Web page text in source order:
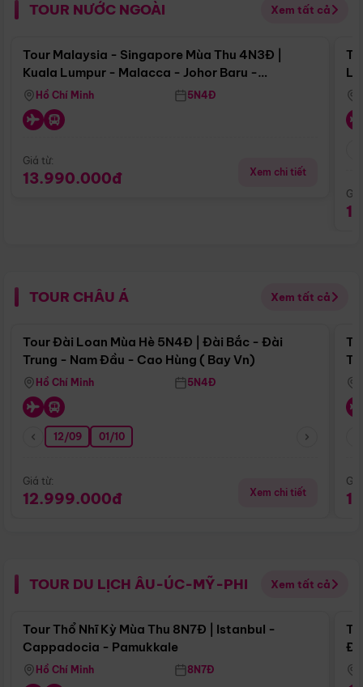
TOUR NƯỚC NGOÀI Xem tất cả
Điểm nổi bật
Tour Malaysia - Singapore Mùa Thu 4N3Đ |
Kuala Lumpur - Malacca - Johor Baru -
Singapore
Hồ Chí Minh 5N4Đ
Giá từ:
13.990.000đ Xem chi tiết
TOUR CHÂU Á Xem tất cả
Điểm nổi bật
Tour Đài Loan Mùa Hè 5N4Đ | Đài Bắc - Đài
Trung - Nam Đầu - Cao Hùng ( Bay Vn)
Hồ Chí Minh 5N4Đ
12/09 01/10
Giá từ:
12.999.000đ Xem chi tiết
TOUR DU LỊCH ÂU-ÚC-MỸ-PHI Xem tất cả
Điểm nổi bật
Tour Thổ Nhĩ Kỳ Mùa Thu 8N7Đ | Istanbul -
Cappadocia - Pamukkale
Hồ Chí Minh 8N7Đ